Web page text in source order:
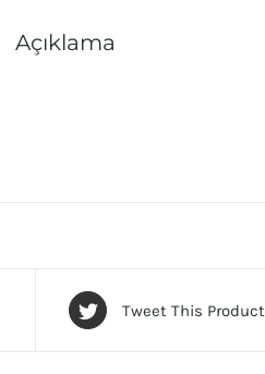
Açıklama
Tweet This Product